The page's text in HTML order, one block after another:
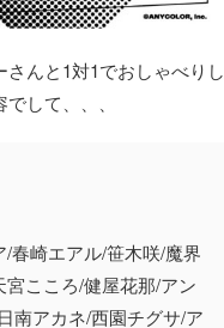
んと1対1でおしゃべりし
して、、、
春崎エアル/笹木咲/魔界
こころ/健屋花那/アン
南アカネ/西園チグサ/ア